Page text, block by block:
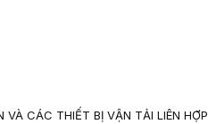
VÀ CÁC THIẾT BỊ VẬN TẢI LIÊN HỢP